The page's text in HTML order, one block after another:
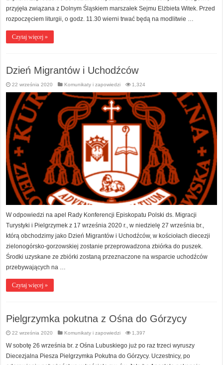
przyjęła związana z Dolnym Śląskiem marszałek Sejmu Elżbieta Witek. Przed
rozpoczęciem liturgii, o godz. 11.30 wierni trwać będą na modlitwie …
Czytaj więcej »
Dzień Migrantów i Uchodźców
22 września 2020 Komunikaty i zapowiedzi 1,324
W odpowiedzi na apel Rady Konferencji Episkopatu Polski ds. Migracji
Turystyki i Pielgrzymek z 17 września 2020 r., w niedzielę 27 września br.,
którą obchodzimy jako Dzień Migrantów i Uchodźców, w kościołach diecezji
zielonogórsko-gorzowskiej zostanie przeprowadzona zbiórka do puszek.
Środki uzyskane ze zbiórki zostaną przeznaczone na wsparcie uchodźców
przebywających na …
Czytaj więcej »
Pielgrzymka pokutna z Ośna do Górzycy
22 września 2020 Komunikaty i zapowiedzi 1,397
W sobotę 26 września br. z Ośna Lubuskiego już po raz trzeci wyruszy
Diecezjalna Piesza Pielgrzymka Pokutna do Górzycy. Uczestnicy, po